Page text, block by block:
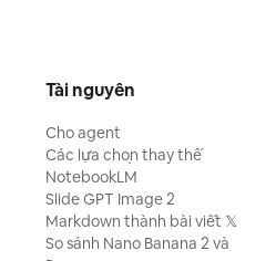
Tài nguyên
Cho agent
Các lựa chọn thay thế
NotebookLM
Slide GPT Image 2
Markdown thành bài viết 𝕏
So sánh Nano Banana 2 và